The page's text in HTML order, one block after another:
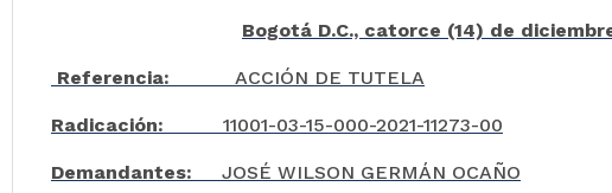
Bogotá D.C., catorce (14) de
Referencia: ACCIÓN DE TUTELA
Radicación: 11001-03-15-000-2021-11273-00
Demandantes: JOSÉ WILSON GERMÁN OCAÑO